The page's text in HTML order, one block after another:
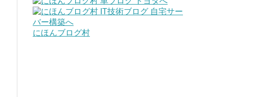
にほんブログ村